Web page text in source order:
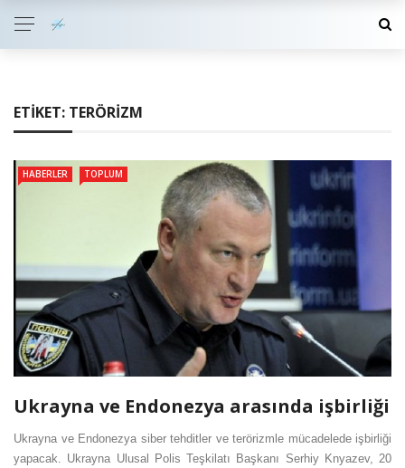
ETIKET: TERÖRIZM
HABERLER TOPLUM
Ukrayna ve Endonezya arasında işbirliği
Ukrayna ve Endonezya siber tehditler ve terörizmle mücadelede işbirliği
yapacak. Ukrayna Ulusal Polis Teşkilatı Başkanı Serhiy Knyazev, 20